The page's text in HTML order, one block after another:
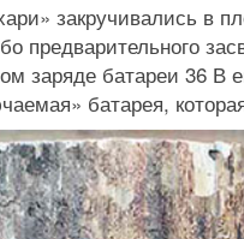
закручивались в
предварительного
заряде батареи 36 В
батарея,